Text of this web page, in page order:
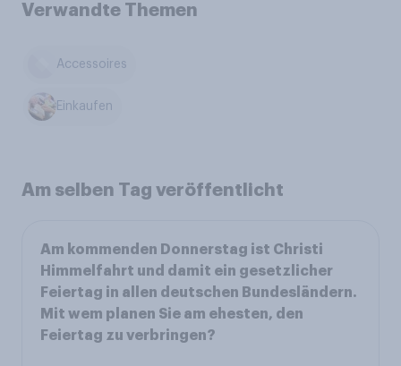
Verwandte Themen
Accessoires
Einkaufen
Am selben Tag veröffentlicht
Am kommenden Donnerstag ist Christi
Himmelfahrt und damit ein gesetzlicher
Feiertag in allen deutschen Bundesländern.
Mit wem planen Sie am ehesten, den
Feiertag zu verbringen?